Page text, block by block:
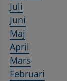
Juli
Juni
Maj
April
Mars
Februari